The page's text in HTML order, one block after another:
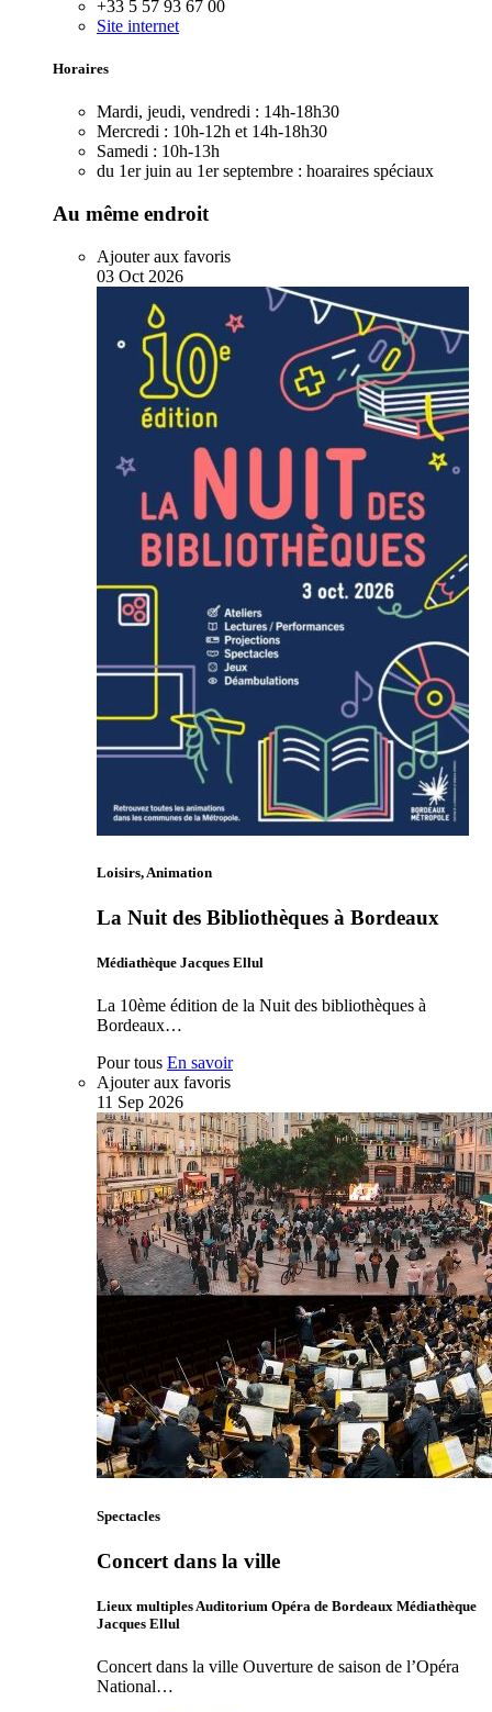
+33 5 57 93 67 00
Site internet
Horaires
Mardi, jeudi, vendredi : 14h-18h30
Mercredi : 10h-12h et 14h-18h30
Samedi : 10h-13h
du 1er juin au 1er septembre : hoaraires spéciaux
Au même endroit
Ajouter aux favoris
03 Oct 2026
Loisirs, Animation
La Nuit des Bibliothèques à Bordeaux
Médiathèque Jacques Ellul
La 10ème édition de la Nuit des bibliothèques à
Bordeaux…
Pour tous En savoir
Ajouter aux favoris
11 Sep 2026
Spectacles
Concert dans la ville
Lieux multiples Auditorium Opéra de Bordeaux Médiathèque
Jacques Ellul
Concert dans la ville Ouverture de saison de l’Opéra
National…